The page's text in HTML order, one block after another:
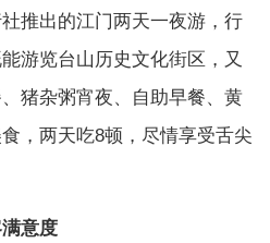
推出的江门两天一夜游，行
游览台山历史文化街区，又
猪杂粥宵夜、自助早餐、黄
，两天吃8顿，尽情享受舌尖
意度